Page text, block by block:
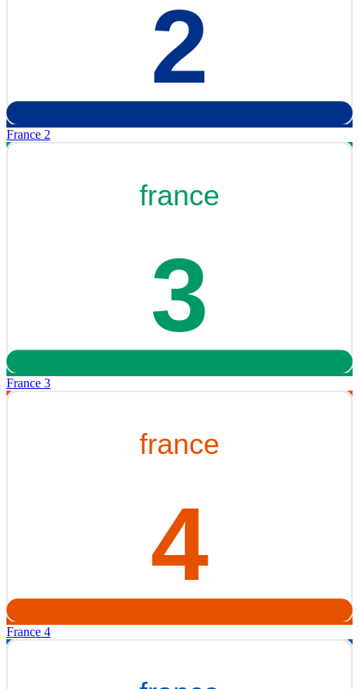
France 2
France 3
France 4